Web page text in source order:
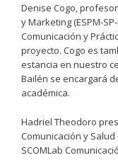
Denise Cogo,
y Marketing (ESPM-
Comunicación y
proyecto. Cogo es
estancia en nuestro
Bailén se encargará
académica.
Hadriel Theodoro
Comunicación y
SCOMLab